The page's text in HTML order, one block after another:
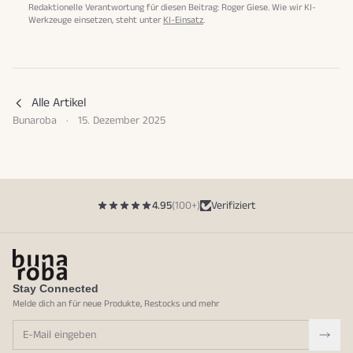
Redaktionelle Verantwortung für diesen Beitrag: Roger Giese. Wie wir KI-
Werkzeuge einsetzen, steht unterKI-Einsatz.
Alle Artikel
Bunaroba · 15. Dezember 2025
4.95(100+) Verifiziert
Stay Connected
Melde dich an für neue Produkte, Restocks und mehr